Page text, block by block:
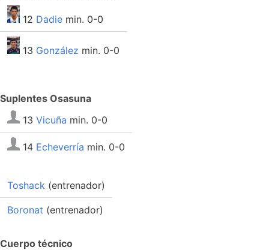
12 Dadie min. 0-0
13 González min. 0-0
Suplentes Osasuna
13 Vicuña min. 0-0
14 Echeverría min. 0-0
Toshack (entrenador)
Boronat (entrenador)
Cuerpo técnico